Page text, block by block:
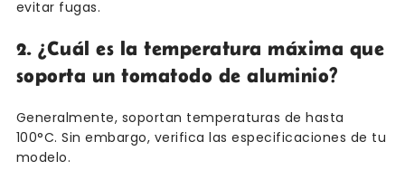
evitar fugas.
2. ¿Cuál es la temperatura máxima que
soporta un tomatodo de aluminio?
Generalmente, soportan temperaturas de hasta
100°C. Sin embargo, verifica las especificaciones de tu
modelo.